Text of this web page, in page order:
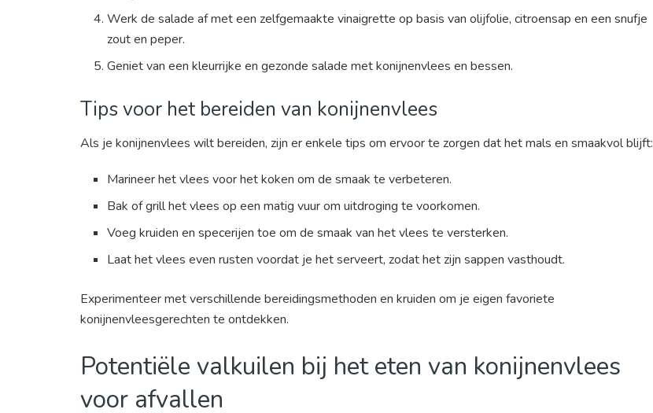
Werk de salade af met een zelfgemaakte vinaigrette op basis van olijfolie, citroensap en een snufje
zout en peper.
Geniet van een kleurrijke en gezonde salade met konijnenvlees en bessen.
Tips voor het bereiden van konijnenvlees
Als je konijnenvlees wilt bereiden, zijn er enkele tips om ervoor te zorgen dat het mals en smaakvol blijft:
Marineer het vlees voor het koken om de smaak te verbeteren.
Bak of grill het vlees op een matig vuur om uitdroging te voorkomen.
Voeg kruiden en specerijen toe om de smaak van het vlees te versterken.
Laat het vlees even rusten voordat je het serveert, zodat het zijn sappen vasthoudt.
Experimenteer met verschillende bereidingsmethoden en kruiden om je eigen favoriete
konijnenvleesgerechten te ontdekken.
Potentiële valkuilen bij het eten van konijnenvlees
voor afvallen